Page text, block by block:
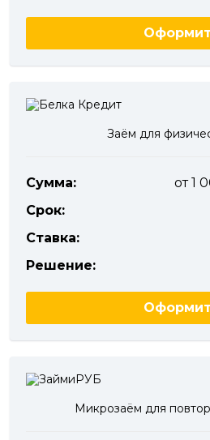
Заём для
Сумма:
от 1
Срок:
Ставка:
Решение:
Микрозаём для